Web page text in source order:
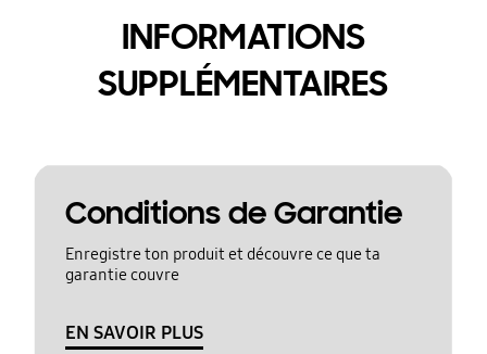
INFORMATIONS
SUPPLÉMENTAIRES
Conditions de Garantie
Enregistre ton produit et découvre ce que ta
garantie couvre
EN SAVOIR PLUS